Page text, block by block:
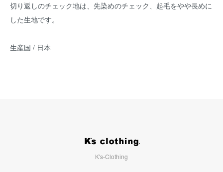
切り返しのチェック地は、先染めのチェック、起毛をやや長めに
した生地です。
生産国 / 日本
K's-Clothing